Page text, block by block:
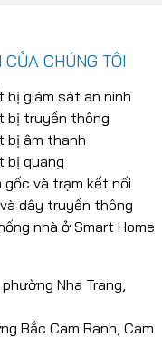
CỦA CHÚNG TÔI
bị giám sát an ninh
bị truyền thông
bị âm thanh
bị quang
gốc và trạm kết nối
dây truyền thông
nhà ở Smart Home
Nha Trang,
Bắc Cam Ranh, Cam